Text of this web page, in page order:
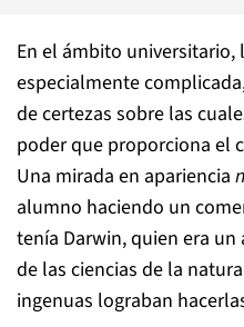
En el ámbito
especialmente
de certezas sobre las
poder que proporciona el
Una mirada en apariencia
alumno haciendo un
tenía Darwin, quien era
de las ciencias de la
ingenuas lograban